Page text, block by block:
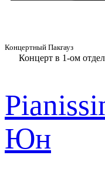
Концерт в 1-ом
Концертный Пакгауз
Юн